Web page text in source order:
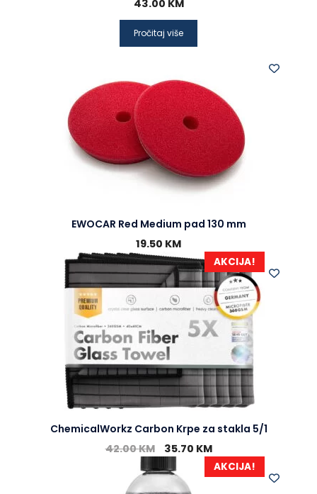
43.00 KM
Pročitaj više
EWOCAR Red Medium pad 130 mm
19.50 KM
AKCIJA!
ChemicalWorkz Carbon Krpe za stakla 5/1
42.00KM 35.70 KM
AKCIJA!